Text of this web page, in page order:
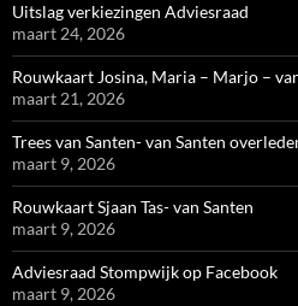
Uitslag verkiezingen Adviesraad
maart 24, 2026
Rouwkaart Josina, Maria – Marjo –
maart 21, 2026
Trees van Santen- van Santen
maart 9, 2026
Rouwkaart Sjaan Tas- van Santen
maart 9, 2026
Adviesraad Stompwijk op Facebook
maart 9, 2026